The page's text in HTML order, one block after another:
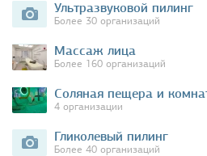
Ультразвуковой пилинг
Более 30 организаций
Массаж лица
Более 160 организаций
Соляная пещера и
4 организации
Гликолевый пилинг
Более 40 организаций